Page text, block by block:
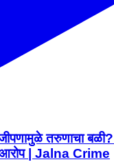
तरुणाचा
आरोप | Jalna Crime